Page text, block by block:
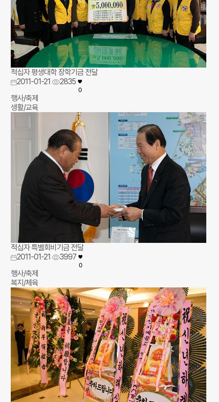
적십자 평생대학 장학기금 전달
2011-01-21
2835
0
행사/축제
생활/교육
적십자 특별회비기금 전달
2011-01-21
3997
0
행사/축제
복지/체육